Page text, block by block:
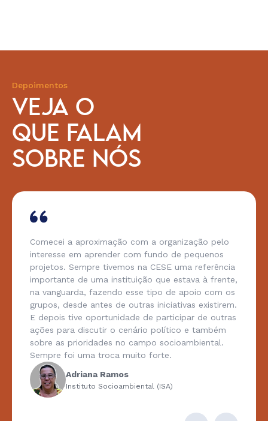
Depoimentos
VEJA O
QUE FALAM
SOBRE NÓS
Comecei a aproximação com a organização pelo
interesse em aprender com fundo de pequenos
projetos. Sempre tivemos na CESE uma referência
importante de uma instituição que estava à frente,
na vanguarda, fazendo esse tipo de apoio com os
grupos, desde antes de outras iniciativas existirem.
E depois tive oportunidade de participar de outras
ações para discutir o cenário político e também
sobre as prioridades no campo socioambiental.
Sempre foi uma troca muito forte.
Adriana Ramos
Instituto Socioambiental (ISA)